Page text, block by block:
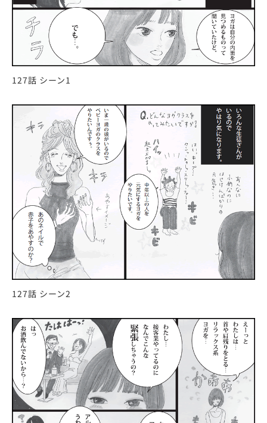
127話 シーン1
127話 シーン2